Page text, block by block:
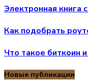
Электронная книга
Как подобрать
Что такое биткоин
Новые публикации